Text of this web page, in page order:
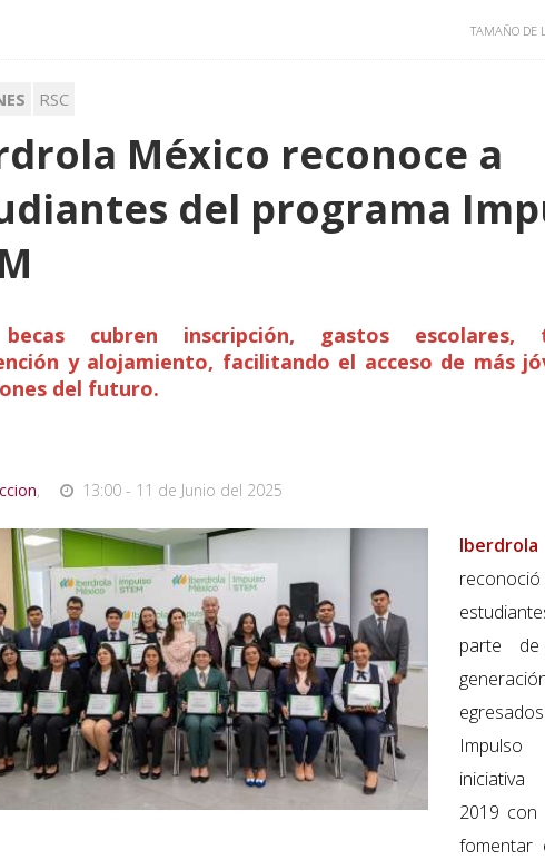
TAMAÑO DE
RSC
México reconoce a
del programa
cubren inscripción, gastos escolares,
y alojamiento, facilitando el acceso de más
del futuro.
, 13:00 - 11 de Junio del 2025
parte
Impulso
2019 con
fomentar